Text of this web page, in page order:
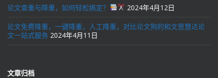
论文查重与降重，如何轻松搞定？ 2024年4月12日
论文免费降重，一键降重，人工降重，对比论文狗的和文思慧达论
文一站式服务 2024年4月11日
文章归档